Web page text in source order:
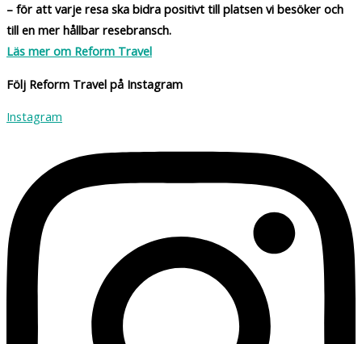
– för att varje resa ska bidra positivt till platsen vi besöker och
till en mer hållbar resebransch.
Läs mer om Reform Travel
Följ Reform Travel på Instagram
Instagram